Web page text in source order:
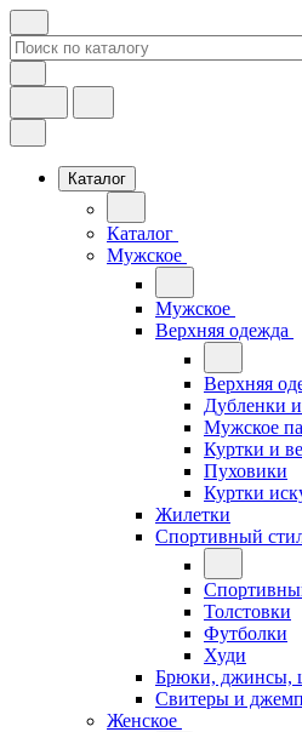
Каталог
Каталог
Мужское
Мужское
Верхняя одежда
Верхняя
Дубленки
Мужское
Куртки и
Пуховики
Куртки
Жилетки
Спортивный
Толстовки
Футболки
Худи
Брюки, джинсы,
Свитеры и
Женское